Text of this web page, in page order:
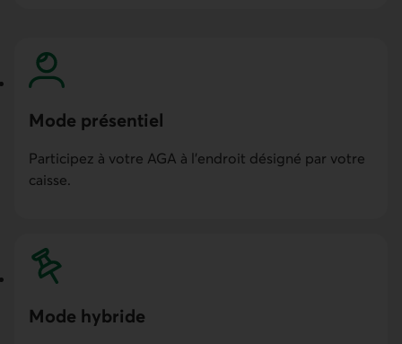
Mode présentiel
Participez à votre AGA à l’endroit désigné par votre
caisse.
Mode hybride